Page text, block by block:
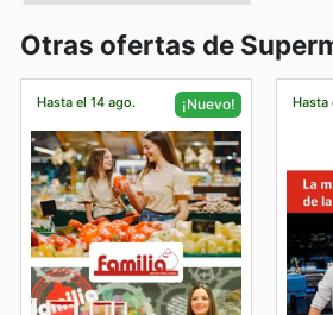
Otras ofertas de
Hasta el 14 ago. ¡Nuevo! Hasta